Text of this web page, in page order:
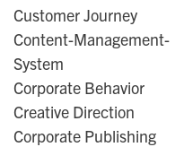
Customer Journey
Content-Management-
System
Corporate Behavior
Creative Direction
Corporate Publishing